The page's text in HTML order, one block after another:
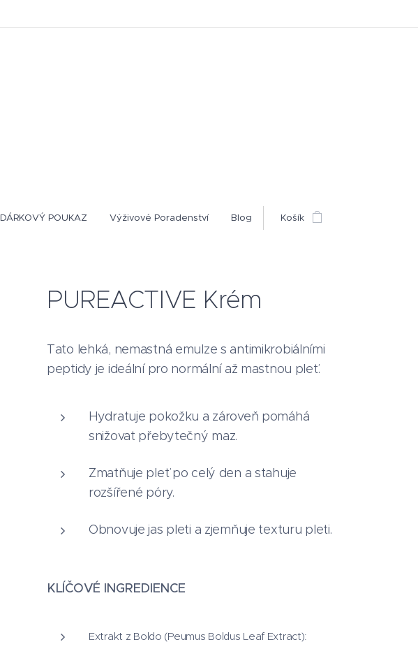
DÁRKOVÝ POUKAZ Výživové Poradenství Blog Košík
PUREACTIVE Krém
Tato lehká, nemastná emulze s antimikrobiálními
peptidy je ideální pro normální až mastnou pleť.
Hydratuje pokožku a zároveň pomáhá
snižovat přebytečný maz.
Zmatňuje pleť po celý den a stahuje
rozšířené póry.
Obnovuje jas pleti a zjemňuje texturu pleti.
KLÍČOVÉ INGREDIENCE
Extrakt z Boldo (Peumus Boldus Leaf Extract):